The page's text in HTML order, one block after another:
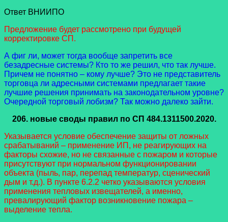
Ответ ВНИИПО
Предложение будет рассмотрено при будущей
корректировке СП.
А фиг ли, может тогда вообще запретить все
безадресные системы? Кто то же решил, что так лучше.
Причем не понятно – кому лучше? Это не представитель
торговца ли адресными системами предлагает такие
лучшие решения принимать на законодательном уровне?
Очередной торговый лобизм? Так можно далеко зайти.
206. новые своды правил по СП 484.1311500.2020.
Указывается условие обеспечение защиты от ложных
срабатываний – применение ИП, не реагирующих на
факторы схожие, но не связанные с пожаром и которые
присутствуют при нормальном функционировании
объекта (пыль, пар, перепад температур, сценический
дым и т.д.). В пункте 6.2.2 четко указываются условия
применения тепловых извещателей, а именно,
превалирующий фактор возникновение пожара –
выделение тепла.